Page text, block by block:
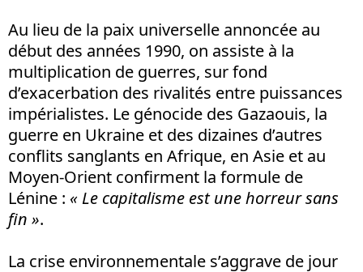
Au lieu de la paix universelle annoncée au
début des années 1990, on assiste à la
multiplication de guerres, sur fond
d’exacerbation des rivalités entre puissances
impérialistes. Le génocide des Gazaouis, la
guerre en Ukraine et des dizaines d’autres
conflits sanglants en Afrique, en Asie et au
Moyen-Orient confirment la formule de
Lénine : « Le capitalisme est une horreur sans
fin ».
La crise environnementale s’aggrave de jour